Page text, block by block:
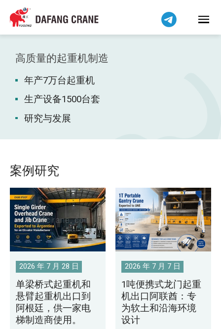
高质量的起重机制造
年产7万台起重机
生产设备1500台套
研究与发展
案例研究
2026 年 7 月 28 日
单梁桥式起重机和
悬臂起重机出口到
阿根廷，供一家电
梯制造商使用。
2026 年 7 月 7 日
1吨便携式龙门起重
机出口阿联酋：专
为软土和沿海环境
设计
हिन्दी
Bahasa Indonesia
Bahasa Melayu
Tiếng Việt
বাংলা
فارسی
Pilipino
اردو
Беларуская мова
Kiswahili
Dansk
Norsk
O‘zbekcha